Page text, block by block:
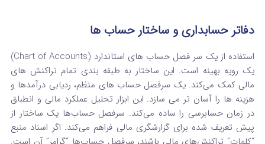
دفاتر حسابداری و ساختار حساب ها
استفاده از یک سر فصل حساب های استاندارد (Chart of Accounts)
یک رویه بهینه است. این ساختار به طبقه‌ بندی تمام تراکنش‌ های
مالی کمک می‌کند. یک سرفصل حساب های منظم، ردیابی درآمدها و
هزینه‌ ها را آسان‌ تر می‌ سازد. این ابزار تحلیل عملکرد مالی و انطباق
در زمان حسابرسی را ساده می‌کند. سرفصل حساب‌ها یک ساختار از
پیش تعریف شده برای گزارشگری مالی فراهم می‌کند. اگر اسناد منبع